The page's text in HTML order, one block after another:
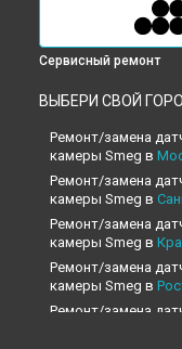
Сервисный ремонт
ВЫБЕРИ СВОЙ
Ремонт/замена
камеры Smeg в
Ремонт/замена
камеры Smeg в
Ремонт/замена
камеры Smeg в
Ремонт/замена
камеры Smeg в
Ремонт/замена